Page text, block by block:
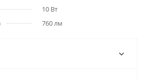
10 Вт
760 лм